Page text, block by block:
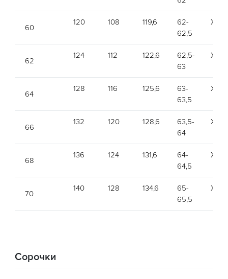
60
120 108 119,6
62-
62,5
XXL
62
124 112 122,6
62,5-
63
XXL
64
128 116 125,6
63-
63,5
66
132 120 128,6
63,5-
64
68
136 124 131,6
64-
64,5
70
140 128 134,6
65-
65,5
Сорочки